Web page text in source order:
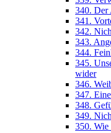
340. Der
341.
342.
343.
344.
345.
wider
346.
347.
348.
349.
350. Wie